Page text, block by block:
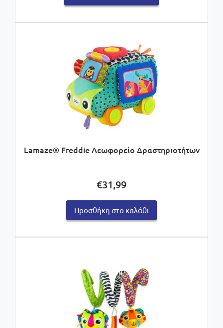
Lamaze® Freddie Λεωφορείο Δραστηριοτήτων
€31,99
Προσθήκη στο καλάθι